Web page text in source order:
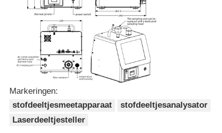
20~95% RH
grootte
Luchtpomp:
240*295*285 mm
Ventilator: 240 x 250
x 285 mm
21 gewicht
Luchtpomp:
ventilator:
Markeringen:
stofdeeltjesmeetapparaat
stofdeeltjesanalysator
Laserdeeltjesteller